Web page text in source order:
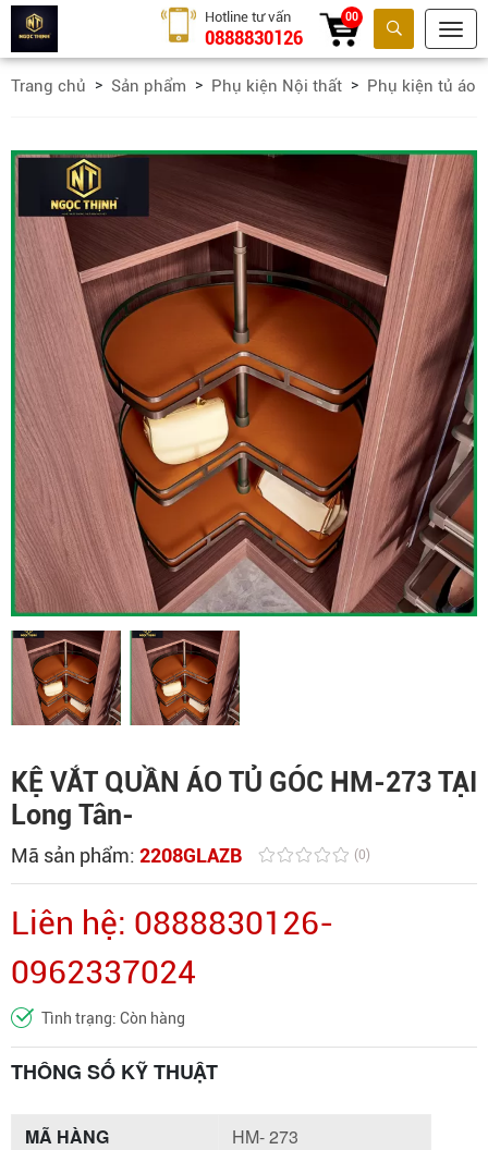
Tìm kiếm
Hotline tư vấn
0888830126
00
Trang chủ Sản phẩm Phụ kiện Nội thất Phụ kiện tủ áo
KỆ VẮT QUẦN ÁO TỦ GÓC HM-273 TẠI
Long Tân-
Mã sản phẩm: 2208GLAZB (0)
Liên hệ: 0888830126-
0962337024
Tình trạng: Còn hàng
THÔNG SỐ KỸ THUẬT
MÃ HÀNG HM- 273